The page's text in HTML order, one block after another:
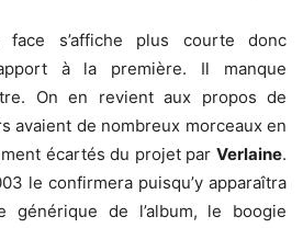
face s’affiche plus courte donc
à la première. Il manque
On en revient aux propos de
avaient de nombreux morceaux en
écartés du projet par Verlaine.
le confirmera puisqu’y apparaîtra
générique de l’album, le boogie